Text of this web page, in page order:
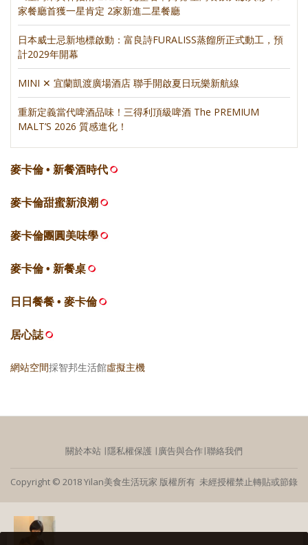
家餐廳首獲一星肯定 2家新進二星餐廳
日本威士忌新地標啟動：富良詩FURALISS蒸餾所正式動工，預
計2029年開幕
MINI ✕ 宜蘭凱渡廣場酒店 聯手開啟夏日玩樂新航線
重新定義當代啤酒品味！三得利頂級啤酒 The PREMIUM
MALT’S 2026 質感進化！
麥卡倫 • 新餐酒時代
麥卡倫甜蜜新浪潮
麥卡倫團圓美味學
麥卡倫 • 新餐桌
日日餐餐 • 麥卡倫
居心誌
網站空間採智邦生活館虛擬主機
關於本站 ∣隱私權保護 ∣廣告與合作∣聯絡我們
Copyright © 2018 Yilan美食生活玩家 版權所有 未經授權禁止轉貼或節錄